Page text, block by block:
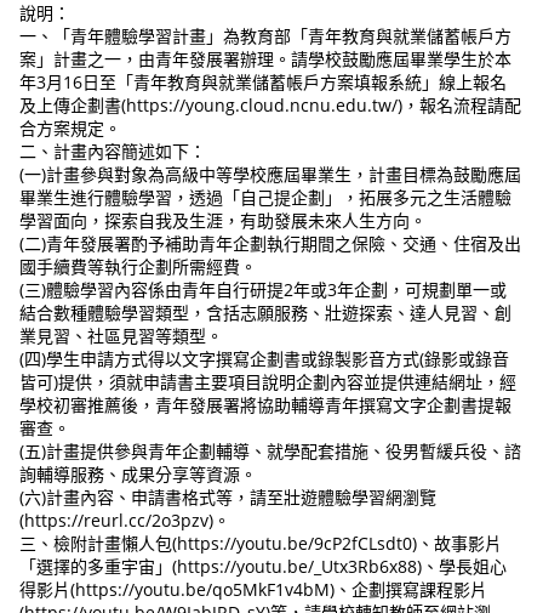
說明：
一、「青年體驗學習計畫」為教育部「青年教育與就業儲蓄帳戶方
案」計畫之一，由青年發展署辦理。請學校鼓勵應屆畢業學生於本
年3月16日至「青年教育與就業儲蓄帳戶方案填報系統」線上報名
及上傳企劃書(https://young.cloud.ncnu.edu.tw/)，報名流程請配
合方案規定。
二、計畫內容簡述如下：
(一)計畫參與對象為高級中等學校應屆畢業生，計畫目標為鼓勵應屆
畢業生進行體驗學習，透過「自己提企劃」，拓展多元之生活體驗
學習面向，探索自我及生涯，有助發展未來人生方向。
(二)青年發展署酌予補助青年企劃執行期間之保險、交通、住宿及出
國手續費等執行企劃所需經費。
(三)體驗學習內容係由青年自行研提2年或3年企劃，可規劃單一或
結合數種體驗學習類型，含括志願服務、壯遊探索、達人見習、創
業見習、社區見習等類型。
(四)學生申請方式得以文字撰寫企劃書或錄製影音方式(錄影或錄音
皆可)提供，須就申請書主要項目說明企劃內容並提供連結網址，經
學校初審推薦後，青年發展署將協助輔導青年撰寫文字企劃書提報
審查。
(五)計畫提供參與青年企劃輔導、就學配套措施、役男暫緩兵役、諮
詢輔導服務、成果分享等資源。
(六)計畫內容、申請書格式等，請至壯遊體驗學習網瀏覽
(https://reurl.cc/2o3pzv)。
三、檢附計畫懶人包(https://youtu.be/9cP2fCLsdt0)、故事影片
「選擇的多重宇宙」(https://youtu.be/_Utx3Rb6x88)、學長姐心
得影片(https://youtu.be/qo5MkF1v4bM)、企劃撰寫課程影片